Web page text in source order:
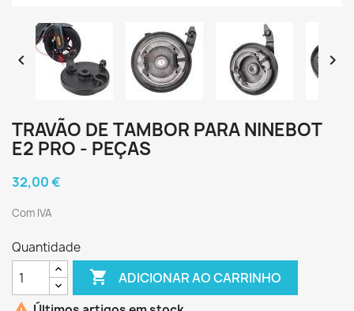
 
TRAVÃO DE TAMBOR PARA NINEBOT
E2 PRO - PEÇAS
32,00 €
Com IVA
Quantidade
 ADICIONAR AO CARRINHO